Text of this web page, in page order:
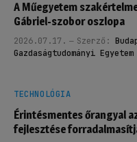
A Műegyetem
Gábriel-szobor oszlopa
2026.07.17. Szerző:
Gazdaságtudományi Egyetem
TECHNOLÓGIA
Érintésmentes őrangyal
fejlesztése